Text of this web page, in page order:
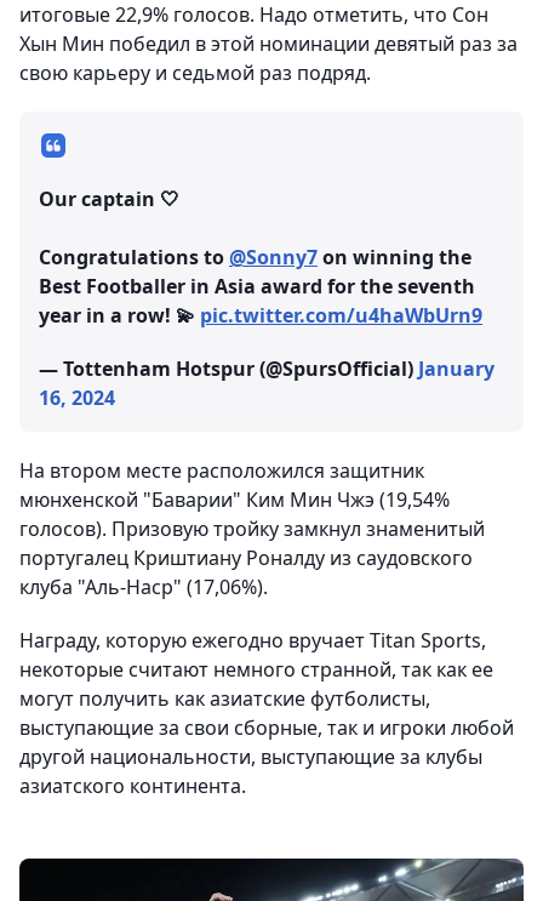
итоговые 22,9% голосов. Надо отметить, что Сон
Хын Мин победил в этой номинации девятый раз за
свою карьеру и седьмой раз подряд.
Our captain 🤍
Congratulations to@Sonny7on winning the
Best Footballer in Asia award for the seventh
year in a row! 💫 pic.twitter.com/u4haWbUrn9
— Tottenham Hotspur (@SpursOfficial) January
16, 2024
На втором месте расположился защитник
мюнхенской "Баварии" Ким Мин Чжэ (19,54%
голосов). Призовую тройку замкнул знаменитый
португалец Криштиану Роналду из саудовского
клуба "Аль-Наср" (17,06%).
Награду, которую ежегодно вручает Titan Sports,
некоторые считают немного странной, так как ее
могут получить как азиатские футболисты,
выступающие за свои сборные, так и игроки любой
другой национальности, выступающие за клубы
азиатского континента.